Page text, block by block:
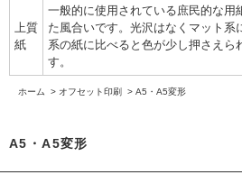
上質
紙
一般的に使用されている庶民的な用
た風合いです。光沢はなくマット系
系の紙に比べると色が少し押さえら
す。
ホーム > オフセット印刷 > A5・A5変形
A5・A5変形